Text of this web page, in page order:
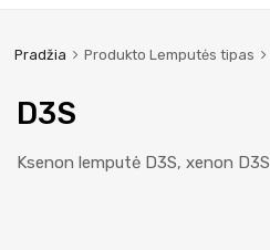
Pradžia Produkto Lemputės tipas
D3S
Ksenon lemputė D3S, xenon D3S